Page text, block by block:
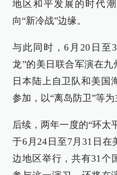
地区和平发展的时代
向“新冷战”边缘。
与此同时，6月20日至
龙”的美日联合军演在
日本陆上自卫队和美国
参加，以“离岛防卫”等为
后续，两年一度的“环太
于6月24日至7月31日在
边地区举行，共有31个